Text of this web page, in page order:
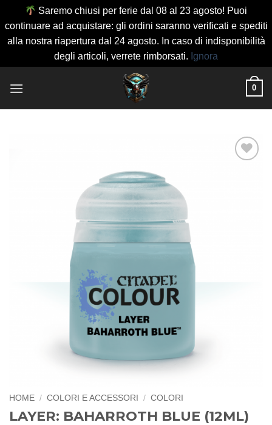
Saremo chiusi per ferie dal 08 al 23 agosto! Puoi
continuare ad acquistare: gli ordini saranno verificati e spediti
alla nostra riapertura dal 24 agosto. In caso di indisponibilità
degli articoli, verrete rimborsati. Ignora
0
HOME / COLORI E ACCESSORI / COLORI
LAYER: BAHARROTH BLUE (12ML)